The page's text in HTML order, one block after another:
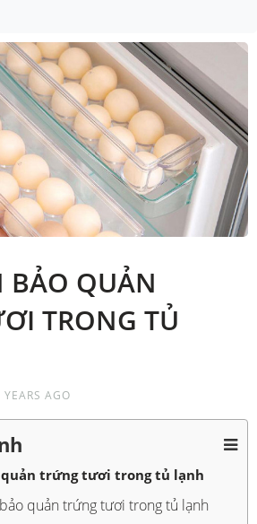
BẢO QUẢN
TRONG TỦ
YEARS AGO
quản trứng tươi trong tủ lạnh
quản trứng tươi trong tủ lạnh